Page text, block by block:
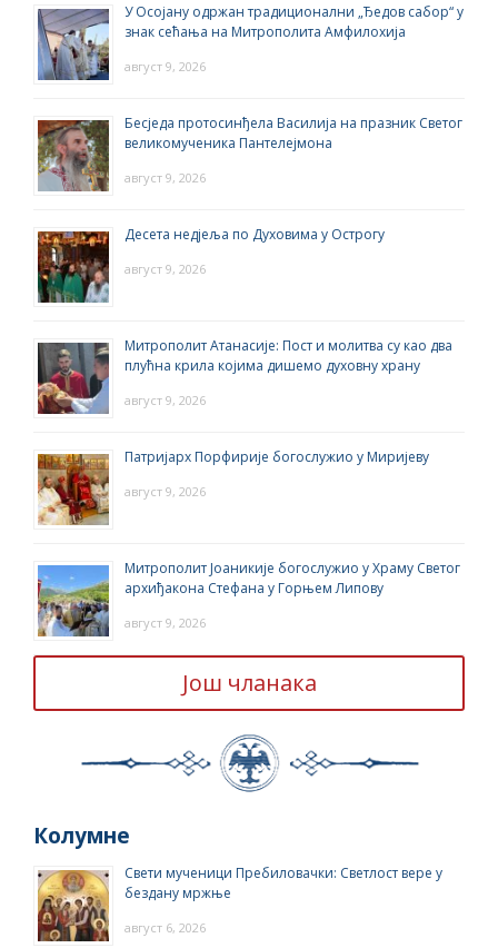
У Осојану одржан традиционални „Ђедов сабор“ у
знак сећања на Митрополита Амфилохија
август 9, 2026
Бесједа протосинђела Василија на празник Светог
великомученика Пантелејмона
август 9, 2026
Десета недјеља по Духовима у Острогу
август 9, 2026
Митрополит Атанасије: Пост и молитва су као два
плућна крила којима дишемо духовну храну
август 9, 2026
Патријарх Порфирије богослужио у Миријеву
август 9, 2026
Митрополит Јоаникије богослужио у Храму Светог
архиђакона Стефана у Горњем Липову
август 9, 2026
Још чланака
Колумне
Свети мученици Пребиловачки: Светлост вере у
бездану мржње
август 6, 2026